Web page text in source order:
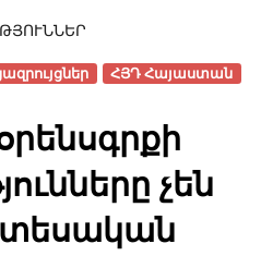
ՀՅԴ Հայաստան
չեն